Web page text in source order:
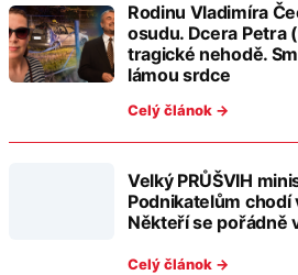
Rodinu Vladimíra
osudu. Dcera Petra
tragické nehodě.
lámou srdce
Celý článok →
Velký PRŮŠVIH
Podnikatelům chodí
Někteří se pořádně
Celý článok →